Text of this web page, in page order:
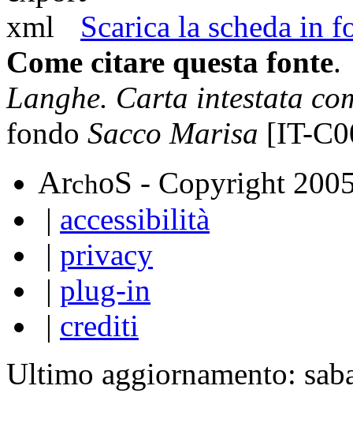
Scarica la scheda in
Come citare questa fonte.
Langhe. Carta intestata
fondo Sacco Marisa [IT-
ArchoS - Copyright
| accessibilità
| privacy
| plug-in
| crediti
Ultimo aggiornamento: